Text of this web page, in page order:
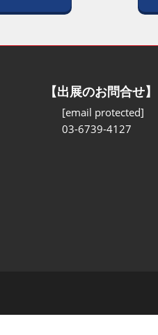
【出展のお問合せ】
[email protected]
03-6739-4127